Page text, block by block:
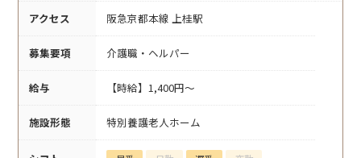
アクセス 阪急京都本線 上桂駅
募集要項 介護職・ヘルパー
給与 【時給】1,400円～
施設形態 特別養護老人ホーム